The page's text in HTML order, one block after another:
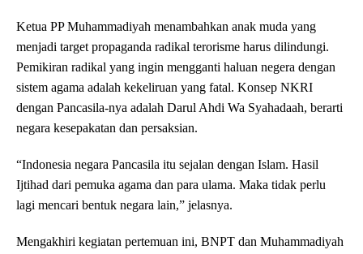
Ketua PP Muhammadiyah menambahkan anak muda yang
menjadi target propaganda radikal terorisme harus dilindungi.
Pemikiran radikal yang ingin mengganti haluan negera dengan
sistem agama adalah kekeliruan yang fatal. Konsep NKRI
dengan Pancasila-nya adalah Darul Ahdi Wa Syahadaah, berarti
negara kesepakatan dan persaksian.
“Indonesia negara Pancasila itu sejalan dengan Islam. Hasil
Ijtihad dari pemuka agama dan para ulama. Maka tidak perlu
lagi mencari bentuk negara lain,” jelasnya.
Mengakhiri kegiatan pertemuan ini, BNPT dan Muhammadiyah